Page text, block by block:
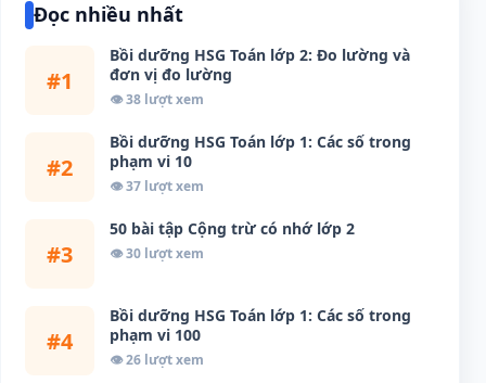
Đọc nhiều nhất
#1
Bồi dưỡng HSG Toán lớp 2: Đo lường và
đơn vị đo lường
👁 38 lượt xem
#2
Bồi dưỡng HSG Toán lớp 1: Các số trong
phạm vi 10
👁 37 lượt xem
#3
50 bài tập Cộng trừ có nhớ lớp 2
👁 30 lượt xem
#4
Bồi dưỡng HSG Toán lớp 1: Các số trong
phạm vi 100
👁 26 lượt xem